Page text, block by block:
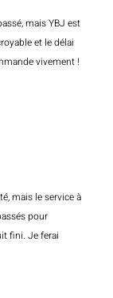
mais YBJ est
et le délai
vivement !
mais le service à
pour
fini. Je ferai